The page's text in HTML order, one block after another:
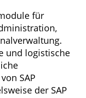
für
und logistische
SAP
der SAP